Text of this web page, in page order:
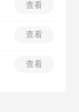
查看
查看
查看